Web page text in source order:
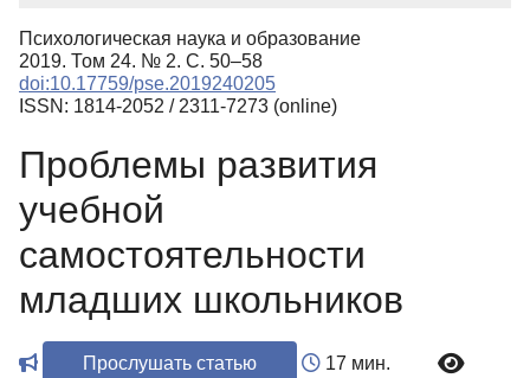
БАЗА ЗНАНИЙ
КЛЮЧЕВЫЕ СЛОВА
Регистрация
Психологическая наука и образование
2019. Том 24. № 2. С. 50–58
doi:10.17759/pse.2019240205
ISSN: 1814-2052 / 2311-7273 (online)
Проблемы развития
учебной
самостоятельности
младших школьников
Прослушать статью
17 мин.